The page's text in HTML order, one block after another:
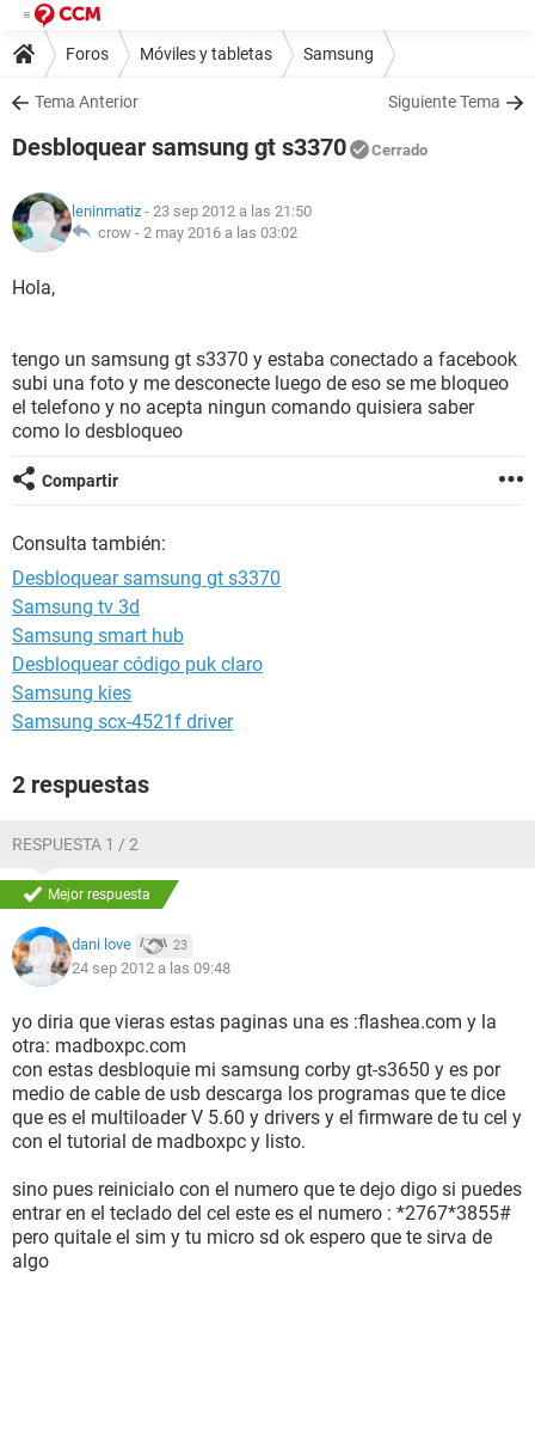
Foros Móviles y tabletas Samsung
Tema Anterior Siguiente Tema
Desbloquear samsung gt s3370 Cerrado
leninmatiz - 23 sep 2012 a las 21:50
crow - 2 may 2016 a las 03:02
Hola,
tengo un samsung gt s3370 y estaba conectado a facebook
subi una foto y me desconecte luego de eso se me bloqueo
el telefono y no acepta ningun comando quisiera saber
como lo desbloqueo
Compartir
Consulta también:
Desbloquear samsung gt s3370
Samsung tv 3d
Samsung smart hub
Desbloquear código puk claro
Samsung kies
Samsung scx-4521f driver
2 respuestas
RESPUESTA 1 / 2
Mejor respuesta
dani love 23
24 sep 2012 a las 09:48
yo diria que vieras estas paginas una es :flashea.com y la
otra: madboxpc.com
con estas desbloquie mi samsung corby gt-s3650 y es por
medio de cable de usb descarga los programas que te dice
que es el multiloader V 5.60 y drivers y el firmware de tu cel y
con el tutorial de madboxpc y listo.
sino pues reinicialo con el numero que te dejo digo si puedes
entrar en el teclado del cel este es el numero : *2767*3855#
pero quitale el sim y tu micro sd ok espero que te sirva de
algo